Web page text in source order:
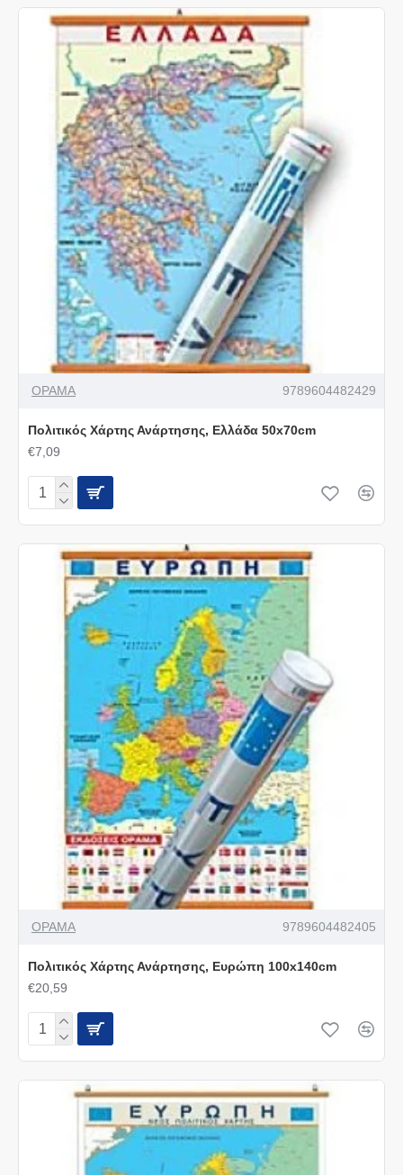
ΟΡΑΜΑ 9789604482429
Πολιτικός Χάρτης Ανάρτησης, Ελλάδα 50x70cm
€7,09
ΟΡΑΜΑ 9789604482405
Πολιτικός Χάρτης Ανάρτησης, Ευρώπη 100x140cm
€20,59